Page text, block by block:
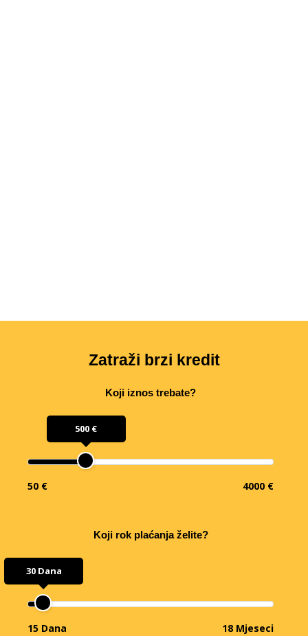
Zatraži brzi kredit
Koji iznos trebate?
500 €
50 € 4000 €
Koji rok plaćanja želite?
30 Dana
15 Dana 18 Mjeseci